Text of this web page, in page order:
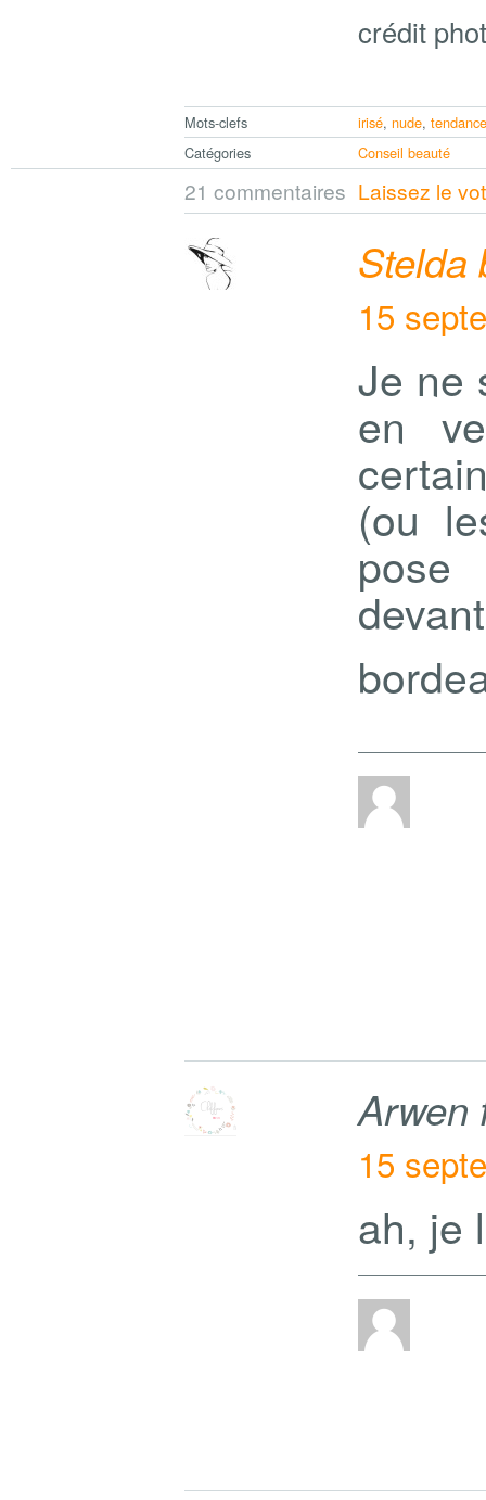
crédit
Mots-clefs irisé, nude, tendance
Catégories
Conseil beauté
21 commentaires Laissez le
Stelda
15
Je ne
en
(ou
pose
15
ah, je